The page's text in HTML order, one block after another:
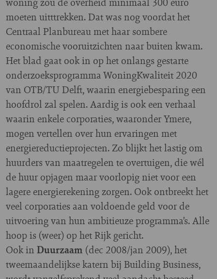
moeten uitttrekken. Dat was nog voordat het
Centraal Planbureau met haar sombere
economische vooruitzichten naar buiten kwam.
Het blad gaat ook in op het onlangs gestarte
onderzoeksprogramma WoningKwaliteit 2020
van OTB/TU Delft, waarin energiebesparing een
hoofdrol zal spelen. Aardig is ook een verhaal
waarin enkele corporaties, waaronder Ymere,
mogen vertellen over hun ervaringen met
energiereductieprojecten. Zo blijkt het lastig om
huurders van maatregelen te overtuigen, die wél
de huur opjagen maar voorlopig niet voor een
lagere energierekening zorgen. Ook ontbreekt het
veel corporaties aan voldoende geld voor de
uitvoering van hun ambitieuze programma’s. Alle
hoop is (weer) op het Rijk gericht.
Ook in Duurzaam (dec 2008/jan 2009), het
tweemaandelijkse katern bij Building Business,